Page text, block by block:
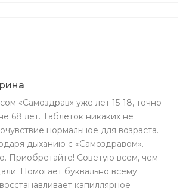
«Самоздрав» уже лет 15-18, точно
68 лет. Таблеток никаких не
нормальное для возраста.
дыханию с «Самоздравом».
Приобретайте! Советую всем, чем
Помогает буквально всему
капиллярное